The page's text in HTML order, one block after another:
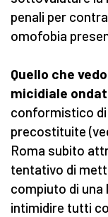
penali per
omofobia
Quello che
micidiale
conformistico di
precostituite
Roma subito
tentativo di
compiuto di una
intimidire tutti